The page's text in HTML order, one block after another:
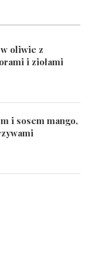
oliwie z
i ziołami
i sosem mango,